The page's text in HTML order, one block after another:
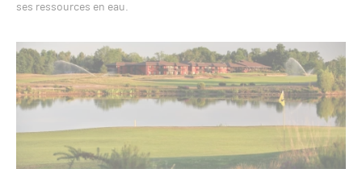
ses ressources en eau.